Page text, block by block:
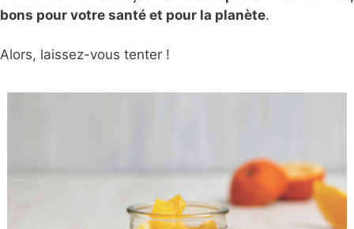
bons pour votre santé et pour la planète.
Alors, laissez-vous tenter !